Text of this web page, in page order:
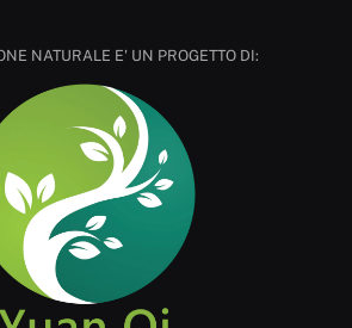
NATURALE E' UN PROGETTO DI: